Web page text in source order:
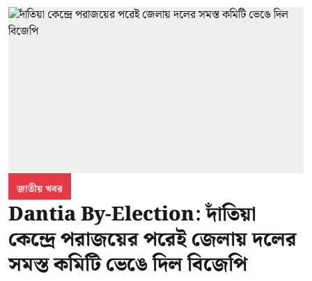
জাতীয় খবর
Dantia By-Election: দাঁতিয়া
কেন্দ্রে পরাজয়ের পরেই জেলায় দলের
সমস্ত কমিটি ভেঙে দিল বিজেপি